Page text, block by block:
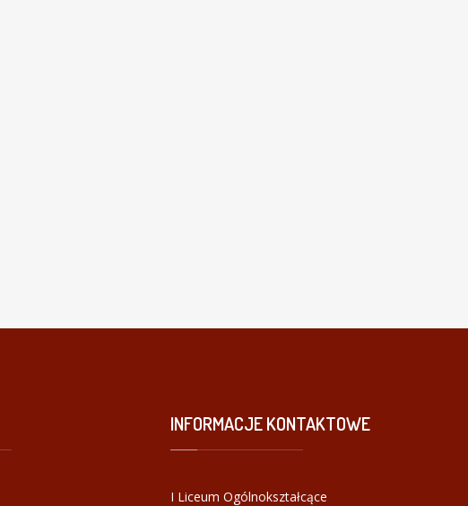
INFORMACJEKONTAKTOWE
I Liceum Ogólnokształcące